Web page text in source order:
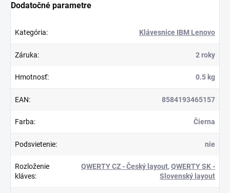
Dodatočné parametre
Kategória: Klávesnice IBM Lenovo
Záruka: 2 roky
Hmotnosť: 0.5 kg
EAN: 8584193465157
Farba: Čierna
Podsvietenie: nie
Rozloženie
kláves:
QWERTY CZ - Český layout,QWERTY SK -
Slovenský layout